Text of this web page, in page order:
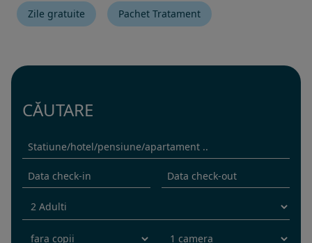
Zile gratuite Pachet Tratament
CĂUTARE